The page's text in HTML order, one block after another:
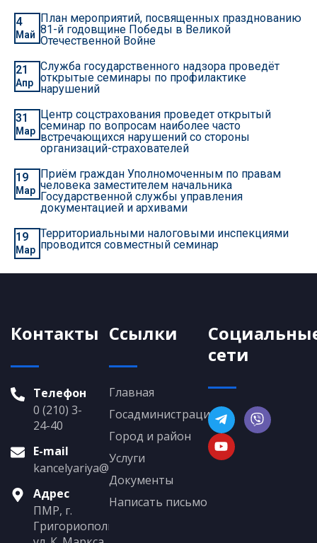
4
Май
План мероприятий, посвященных празднованию
81-й годовщине Победы в Великой
Отечественной Войне
21
Апр
Служба государственного надзора проведёт
открытые семинары по профилактике
нарушений
31
Мар
Центр соцстрахования проведет открытый
семинар по вопросам наиболее часто
встречающихся нарушений со стороны
организаций-страхователей
19
Мар
Приём граждан Уполномоченным по правам
человека заместителем начальника
Государственной службы управления
документацией и архивами
19
Мар
Территориальными налоговыми инспекциями
проводится совместный семинар
Контакты
Телефон
0 (210) 3-
24-40
E-mail
kancelyariya@grigoriopol.gospmr.org
Адрес
ПМР, г.
Григориополь,
Ссылки
Главная
Госадминистрация
Город и район
Услуги
Документы
Написать письмо
сети